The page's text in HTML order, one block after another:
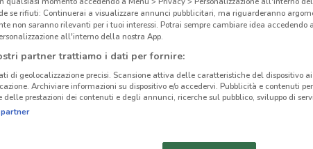
PISA LUCCA
se rifiuti: Continuerai a visualizzare annunci pubblicitari, ma riguarderanno
non saranno rilevanti per i tuoi interessi. Potrai sempre cambiare idea accedendo
all'interno della nostra App.
partner trattiamo i dati per fornire:
di geolocalizzazione precisi. Scansione attiva delle caratteristiche del dispositivo
Archiviare informazioni su dispositivo e/o accedervi. Pubblicità e contenuti
delle prestazioni dei contenuti e degli annunci, ricerche sul pubblico, sviluppo di